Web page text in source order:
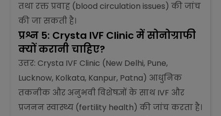
तथा रक्त प्रवाह (blood circulation issues) की जांच
की जा सकती है।
प्रश्न 5: Crysta IVF Clinic में सोनोग्राफी
क्यों करानी चाहिए?
उत्तर: Crysta IVF Clinic (New Delhi, Pune,
Lucknow, Kolkata, Kanpur, Patna) आधुनिक
तकनीक और अनुभवी विशेषज्ञों के साथ IVF और
प्रजनन स्वास्थ्य (fertility health) की जांच करता है।